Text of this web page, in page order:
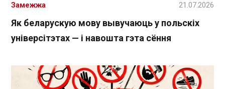
Як беларускую мову вывучаюць у польскіх
універсітэтах — і навошта гэта сёння
Замежжа 21.07.2026